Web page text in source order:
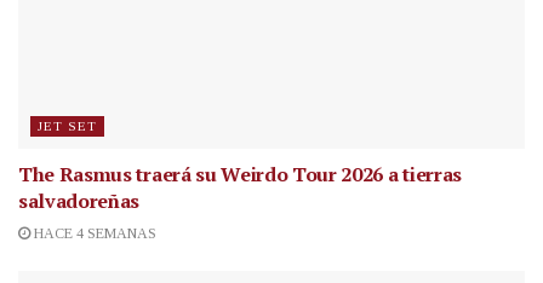
JET SET
The Rasmus traerá su Weirdo Tour 2026 a tierras
salvadoreñas
HACE 4 SEMANAS